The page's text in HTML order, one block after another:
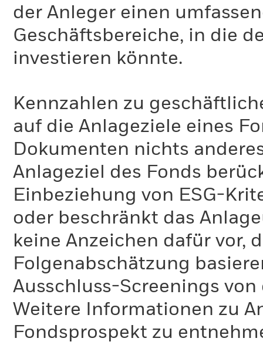
der Anleger einen
Geschäftsbereiche, in die
investieren könnte.
Kennzahlen zu
auf die Anlageziele eines
Dokumenten nichts
Anlageziel des Fonds
Einbeziehung von ESG-
oder beschränkt das
keine Anzeichen dafür vor,
Folgenabschätzung
Ausschluss-Screenings
Weitere Informationen zu
Fondsprospekt zu